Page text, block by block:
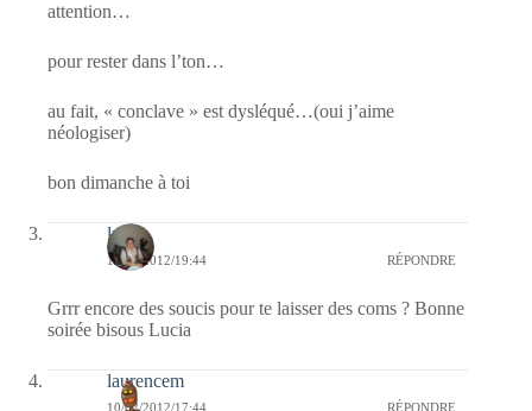
attention…
pour rester dans l’ton…
au fait, « conclave » est dysléqué…(oui j’aime
néologiser)
bon dimanche à toi
lucia
10/02/2012/19:44 RÉPONDRE
Grrr encore des soucis pour te laisser des coms ? Bonne
soirée bisous Lucia
laurencem
10/02/2012/17:44 RÉPONDRE